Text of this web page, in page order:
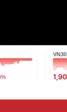
VN30